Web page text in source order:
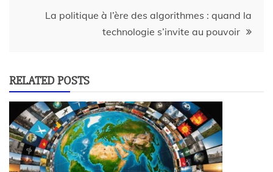
La politique à l’ère des algorithmes : quand la
technologie s’invite au pouvoir
RELATED POSTS